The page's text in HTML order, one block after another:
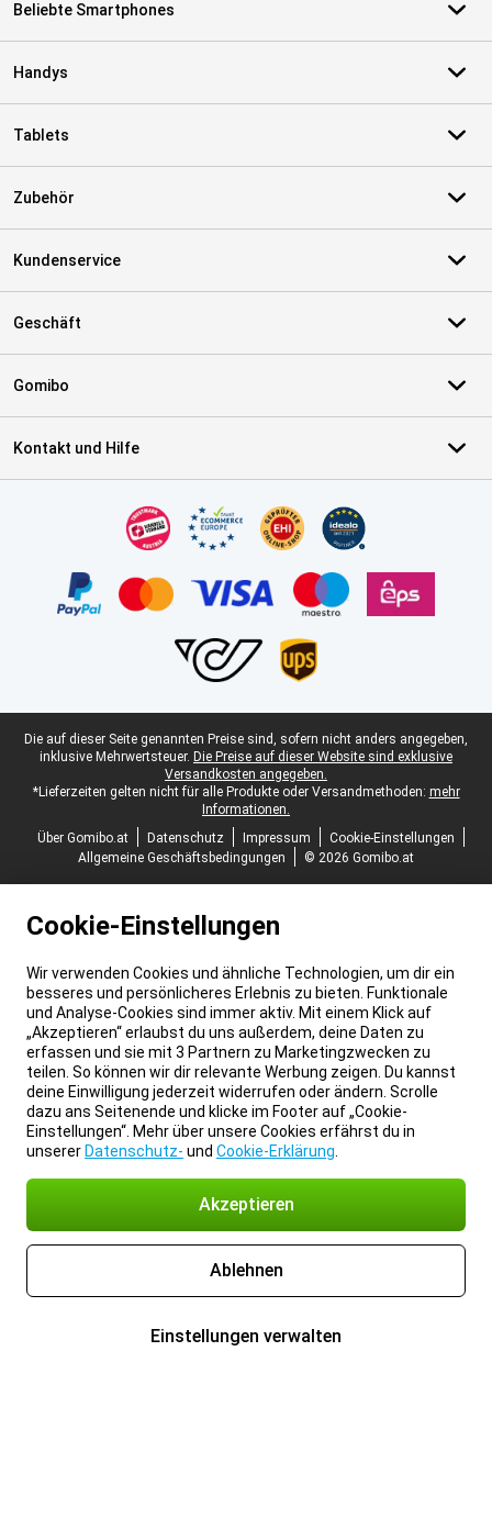
Beliebte Smartphones
Handys
Tablets
Zubehör
Kundenservice
Geschäft
Gomibo
Kontakt und Hilfe
Juristische Fußzeile
Die auf dieser Seite genannten Preise sind, sofern nicht anders angegeben,
inklusive Mehrwertsteuer. Die Preise auf dieser Website sind exklusive
Versandkosten angegeben.
*Lieferzeiten gelten nicht für alle Produkte oder Versandmethoden: mehr
Informationen.
Über Gomibo.at
Datenschutz Impressum
Cookie-Einstellungen
Allgemeine Geschäftsbedingungen
© 2026 Gomibo.at
Cookie-Einstellungen
Wir verwenden Cookies und ähnliche Technologien, um dir ein
besseres und persönlicheres Erlebnis zu bieten. Funktionale
und Analyse-Cookies sind immer aktiv. Mit einem Klick auf
„Akzeptieren“ erlaubst du uns außerdem, deine Daten zu
erfassen und sie mit 3 Partnern zu Marketingzwecken zu
teilen. So können wir dir relevante Werbung zeigen. Du kannst
deine Einwilligung jederzeit widerrufen oder ändern. Scrolle
dazu ans Seitenende und klicke im Footer auf „Cookie-
Einstellungen“. Mehr über unsere Cookies erfährst du in
unserer Datenschutz- und Cookie-Erklärung
Akzeptieren
Ablehnen
Einstellungen verwalten